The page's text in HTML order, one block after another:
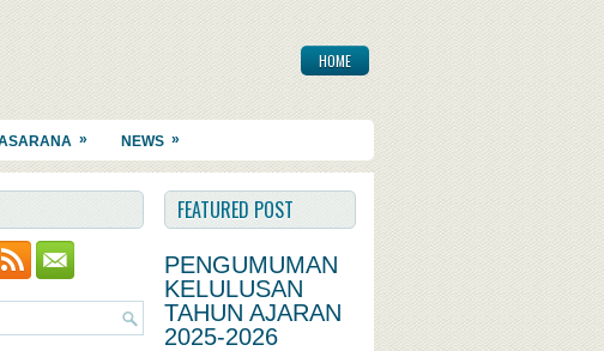
HOME
» NEWS »
FEATURED POST
PENGUMUMAN
KELULUSAN
TAHUN AJARAN
2025-2026